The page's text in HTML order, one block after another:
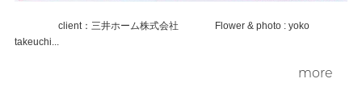
client：三井ホーム株式会社 Flower & photo : yoko
takeuchi...
more